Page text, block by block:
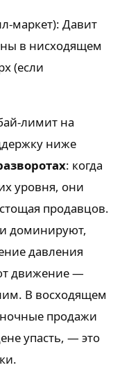
маркет): Давит
в нисходящем
(если
лимит на
ниже
: когда
уровня, они
продавцов.
доминируют,
давления
движение —
В восходящем
продажи
упасть, — это